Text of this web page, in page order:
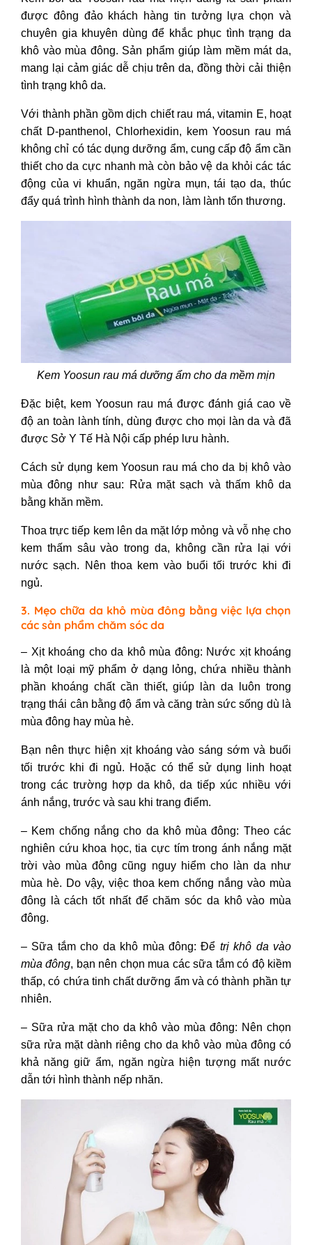
được đông đảo khách hàng tin tưởng lựa chọn và
chuyên gia khuyên dùng để khắc phục tình trạng da
khô vào mùa đông. Sản phẩm giúp làm mềm mát da,
mang lại cảm giác dễ chịu trên da, đồng thời cải thiện
tình trạng khô da.
Với thành phần gồm dịch chiết rau má, vitamin E, hoạt
chất D-panthenol, Chlorhexidin, kem Yoosun rau má
không chỉ có tác dụng dưỡng ẩm, cung cấp độ ẩm cần
thiết cho da cực nhanh mà còn bảo vệ da khỏi các tác
động của vi khuẩn, ngăn ngừa mụn, tái tạo da, thúc
đẩy quá trình hình thành da non, làm lành tổn thương.
Kem Yoosun rau má dưỡng ẩm cho da mềm mịn
Đặc biệt, kem Yoosun rau má được đánh giá cao về
độ an toàn lành tính, dùng được cho mọi làn da và đã
được Sở Y Tế Hà Nội cấp phép lưu hành.
Cách sử dụng kem Yoosun rau má cho da bị khô vào
mùa đông như sau: Rửa mặt sạch và thấm khô da
bằng khăn mềm.
Thoa trực tiếp kem lên da mặt lớp mỏng và vỗ nhẹ cho
kem thấm sâu vào trong da, không cần rửa lại với
nước sạch. Nên thoa kem vào buổi tối trước khi đi
ngủ.
3. Mẹo chữa da khô mùa đông bằng việc lựa chọn
các sản phẩm chăm sóc da
– Xịt khoáng cho da khô mùa đông: Nước xịt khoáng
là một loại mỹ phẩm ở dạng lỏng, chứa nhiều thành
phần khoáng chất cần thiết, giúp làn da luôn trong
trạng thái cân bằng độ ẩm và căng tràn sức sống dù là
mùa đông hay mùa hè.
Bạn nên thực hiện xịt khoáng vào sáng sớm và buổi
tối trước khi đi ngủ. Hoặc có thể sử dụng linh hoạt
trong các trường hợp da khô, da tiếp xúc nhiều với
ánh nắng, trước và sau khi trang điểm.
– Kem chống nắng cho da khô mùa đông: Theo các
nghiên cứu khoa học, tia cực tím trong ánh nắng mặt
trời vào mùa đông cũng nguy hiểm cho làn da như
mùa hè. Do vậy, việc thoa kem chống nắng vào mùa
đông là cách tốt nhất để chăm sóc da khô vào mùa
đông.
– Sữa tắm cho da khô mùa đông: Để trị khô da vào
mùa đông, bạn nên chọn mua các sữa tắm có độ kiềm
thấp, có chứa tinh chất dưỡng ẩm và có thành phần tự
nhiên.
– Sữa rửa mặt cho da khô vào mùa đông: Nên chọn
sữa rửa mặt dành riêng cho da khô vào mùa đông có
khả năng giữ ẩm, ngăn ngừa hiện tượng mất nước
dẫn tới hình thành nếp nhăn.